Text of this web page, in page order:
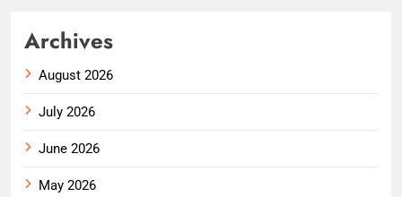
Archives
August 2026
July 2026
June 2026
May 2026